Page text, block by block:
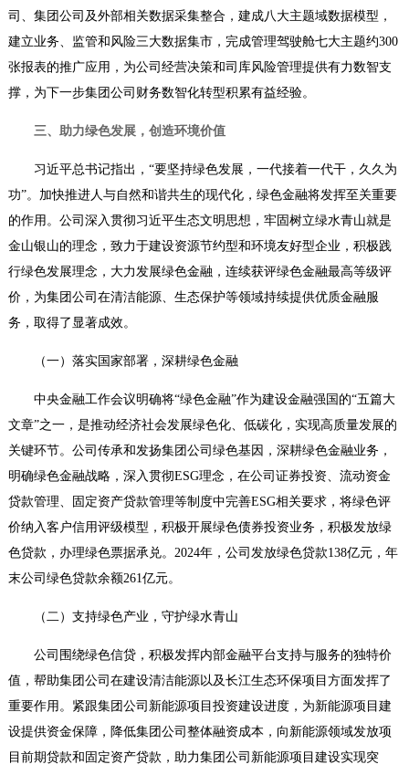
司、集团公司及外部相关数据采集整合，建成八大主题域数据模型，
建立业务、监管和风险三大数据集市，完成管理驾驶舱七大主题约300
张报表的推广应用，为公司经营决策和司库风险管理提供有力数智支
撑，为下一步集团公司财务数智化转型积累有益经验。
三、助力绿色发展，创造环境价值
习近平总书记指出，“要坚持绿色发展，一代接着一代干，久久为
功”。加快推进人与自然和谐共生的现代化，绿色金融将发挥至关重要
的作用。公司深入贯彻习近平生态文明思想，牢固树立绿水青山就是
金山银山的理念，致力于建设资源节约型和环境友好型企业，积极践
行绿色发展理念，大力发展绿色金融，连续获评绿色金融最高等级评
价，为集团公司在清洁能源、生态保护等领域持续提供优质金融服
务，取得了显著成效。
（一）落实国家部署，深耕绿色金融
中央金融工作会议明确将“绿色金融”作为建设金融强国的“五篇大
文章”之一，是推动经济社会发展绿色化、低碳化，实现高质量发展的
关键环节。公司传承和发扬集团公司绿色基因，深耕绿色金融业务，
明确绿色金融战略，深入贯彻ESG理念，在公司证券投资、流动资金
贷款管理、固定资产贷款管理等制度中完善ESG相关要求，将绿色评
价纳入客户信用评级模型，积极开展绿色债券投资业务，积极发放绿
色贷款，办理绿色票据承兑。2024年，公司发放绿色贷款138亿元，年
末公司绿色贷款余额261亿元。
（二）支持绿色产业，守护绿水青山
公司围绕绿色信贷，积极发挥内部金融平台支持与服务的独特价
值，帮助集团公司在建设清洁能源以及长江生态环保项目方面发挥了
重要作用。紧跟集团公司新能源项目投资建设进度，为新能源项目建
设提供资金保障，降低集团公司整体融资成本，向新能源领域发放项
目前期贷款和固定资产贷款，助力集团公司新能源项目建设实现突